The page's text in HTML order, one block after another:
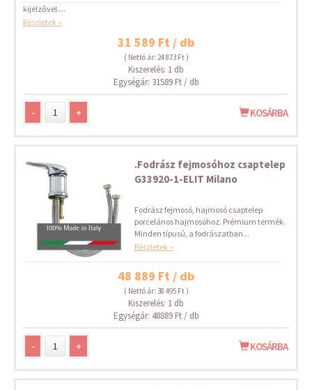
kijelzővel....
Részletek »
31 589 Ft / db
( Nettó ár: 24 873 Ft )
Kiszerelés: 1 db
Egységár: 31589 Ft / db
- + KOSÁRBA
.Fodrász fejmosóhoz csaptelep
G33920-1-ELIT Milano
Fodrász fejmosó, hajmosó csaptelep
porcelános hajmosóhoz. Prémium termék.
Minden típusú, a fodrászatban...
Részletek »
48 889 Ft / db
( Nettó ár: 38 495 Ft )
Kiszerelés: 1 db
Egységár: 48889 Ft / db
- + KOSÁRBA